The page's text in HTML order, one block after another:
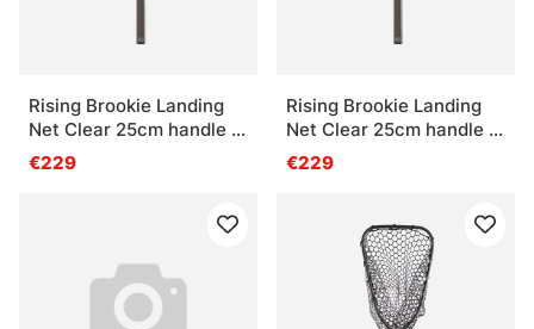
Rising Brookie Landing
Net Clear 25cm handle -
Moss
€229
Rising Brookie Landing
Net Clear 25cm handle -
Stealth
€229